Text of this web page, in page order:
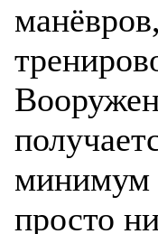
минимум
просто